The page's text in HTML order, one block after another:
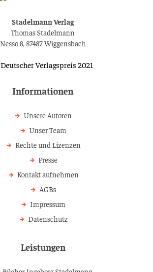
Stadelmann Verlag
Thomas Stadelmann
Nesso 8, 87487 Wiggensbach
Informationen
Unsere Autoren
Unser Team
Rechte und Lizenzen
Presse
Kontakt aufnehmen
AGBs
Impressum
Datenschutz
Leistungen